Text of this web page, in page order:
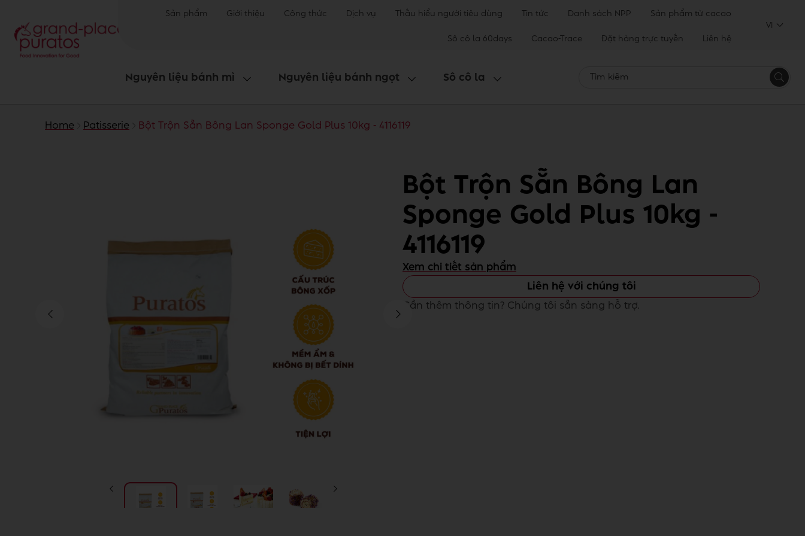
Sản phẩm Giới thiệu Công thức Dịch vụ Thấu hiểu người tiêu dùng Tin tức Danh sách NPP Sản phẩm từ cacao
Sô cô la 60days Cacao-Trace Đặt hàng trực tuyến Liên hệ
VI
Nguyên liệu bánh mì Nguyên liệu bánh ngọt Sô cô la
Tìm
Home Patisserie Bột Trộn Sẵn Bông Lan Sponge Gold Plus 10kg - 4116119
Bột Trộn Sẵn Bông Lan
Sponge Gold Plus 10kg -
4116119
Xem chi tiết sản phẩm
Liên hệ với chúng tôi
Cần thêm thông tin? Chúng tôi sẵn sàng hỗ trợ.